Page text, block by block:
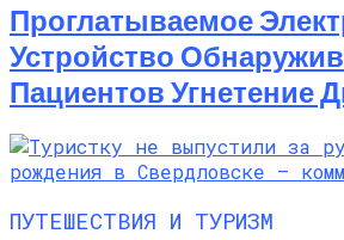
Проглатываемое
Устройство
Пациентов Угнетение
ПУТЕШЕСТВИЯ И ТУРИЗМ